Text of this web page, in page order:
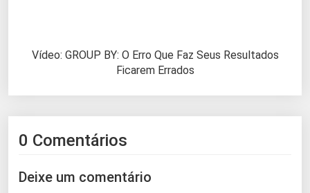
Vídeo: GROUP BY: O Erro Que Faz Seus Resultados
Ficarem Errados
0 Comentários
Deixe um comentário